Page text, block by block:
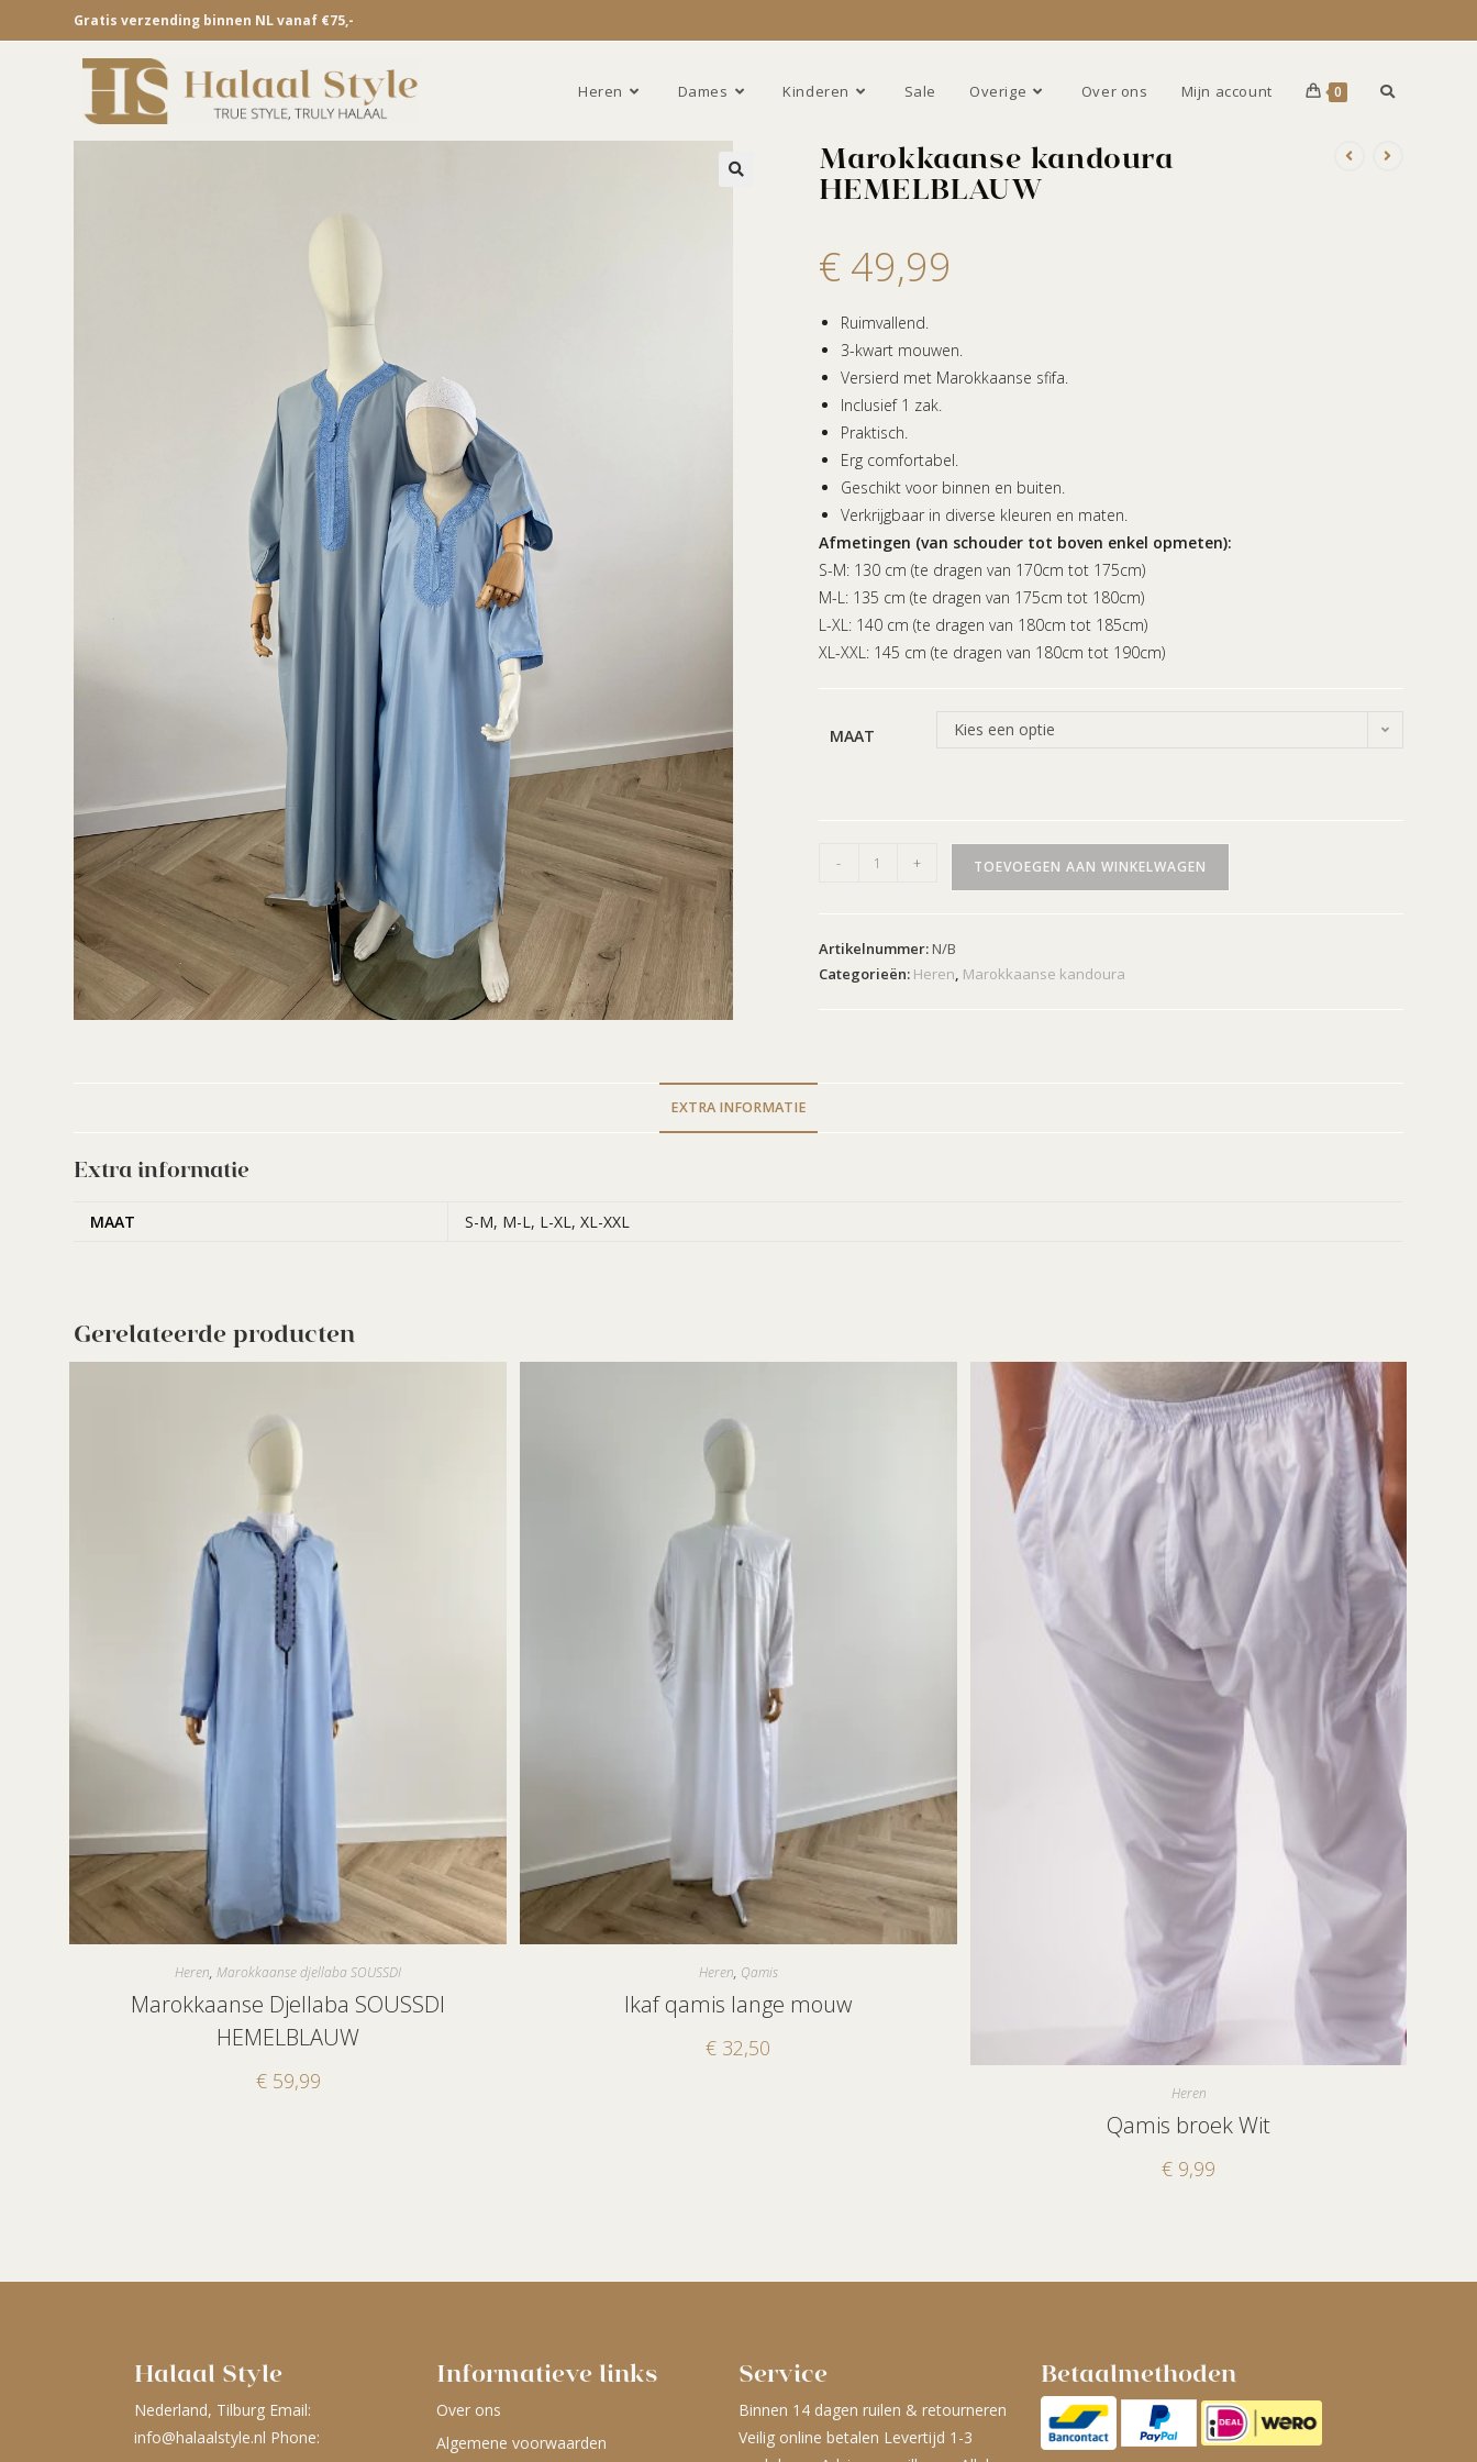
Gratis verzending binnen NL vanaf €75,-
Heren Dames Kinderen Sale Overige Over ons Mijn account 0
Marokkaanse kandoura
HEMELBLAUW
€49,99
Ruimvallend.
3-kwart mouwen.
Versierd met Marokkaanse sfifa.
Inclusief 1 zak.
Praktisch.
Erg comfortabel.
Geschikt voor binnen en buiten.
Verkrijgbaar in diverse kleuren en maten.
Afmetingen (van schouder tot boven enkel opmeten):
S-M: 130 cm (te dragen van 170cm tot 175cm)
M-L: 135 cm (te dragen van 175cm tot 180cm)
L-XL: 140 cm (te dragen van 180cm tot 185cm)
XL-XXL: 145 cm (te dragen van 180cm tot 190cm)
MAAT Kies een optie
- + TOEVOEGEN AAN WINKELWAGEN
Artikelnummer: N/B
Categorieën: Heren, Marokkaanse kandoura
EXTRA INFORMATIE
Extra informatie
MAAT S-M, M-L, L-XL, XL-XXL
Gerelateerde producten
Heren,Marokkaanse djellaba SOUSSDI
Marokkaanse Djellaba SOUSSDI
HEMELBLAUW
€59,99
Heren, Qamis
Ikaf qamis lange mouw
€ 32,50
Heren
Qamis broek Wit
€ 9,99
Halaal Style
Nederland, Tilburg Email:
info@halaalstyle.nl Phone:
Informatieve links
Over ons
Algemene voorwaarden
Service
Binnen 14 dagen ruilen & retourneren
Veilig online betalen Levertijd 1-3
Betaalmethoden